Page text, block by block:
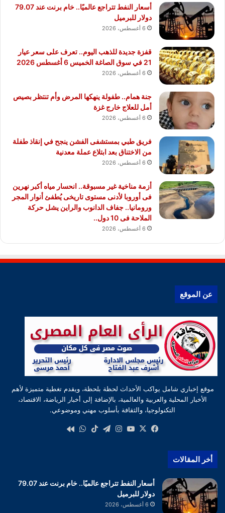
أسعار النفط تتراجع عالميًا.. خام برنت عند 79.07
دولار للبرميل
6 أغسطس، 2026
قفزة جديدة للذهب اليوم.. تعرف على سعر عيار
21 في سوق الصاغة الخميس 6 أغسطس 2026
6 أغسطس، 2026
جنة همام.. طفولة ينهكها المرض وأم تنتظر بصيص
أمل للعلاج خارج غزة
6 أغسطس، 2026
فريق طبي بمستشفى الفشن ينجح في إنقاذ طفلة
من الاختناق بعد ابتلاع عملة معدنية
6 أغسطس، 2026
أزمة مناخية غير مسبوقة.. انحسار مياه أكبر نهرين
فى أوروبا لأدنى مستوى تاريخى يُطفئ أنوار المجر
ورومانيا.. جفاف الدانوب والراين يشل حركة
الملاحة فى 10 دول..
6 أغسطس، 2026
عن الموقع
موقع إخباري شامل يواكب الأحداث لحظة بلحظة، ويقدم تغطية متميزة لأهم
الأخبار المحلية والعربية والعالمية، بالإضافة إلى أخبار الرياضة، الاقتصاد،
التكنولوجيا، والثقافة بأسلوب مهني وموضوعي.
فيسبوك
‫X
‫YouTube
انستقرام
تيلقرام‫TikTokواتساب
أخر المقالات
أسعار النفط تتراجع عالميًا.. خام برنت عند 79.07
دولار للبرميل
6 أغسطس، 2026